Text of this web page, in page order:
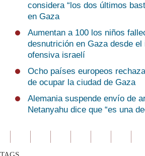
considera “los dos últimos
en Gaza
Aumentan a 100 los niños
desnutrición en Gaza desde el
ofensiva israelí
Ocho países europeos
de ocupar la ciudad de Gaza
Alemania suspende envío de
Netanyahu dice que “es una